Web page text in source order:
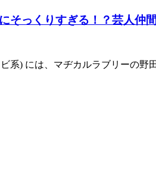
そっくりすぎる！？芸人仲
系) には、マヂカルラブリーの